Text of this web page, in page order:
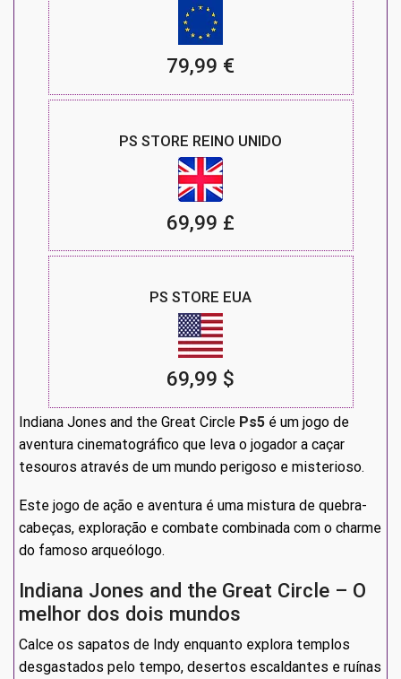
79,99 €
PS STORE REINO UNIDO
69,99 £
PS STORE EUA
69,99 $
Indiana Jones and the Great Circle Ps5 é um jogo de
aventura cinematográfico que leva o jogador a caçar
tesouros através de um mundo perigoso e misterioso.
Este jogo de ação e aventura é uma mistura de quebra-
cabeças, exploração e combate combinada com o charme
do famoso arqueólogo.
Indiana Jones and the Great Circle – O
melhor dos dois mundos
Calce os sapatos de Indy enquanto explora templos
desgastados pelo tempo, desertos escaldantes e ruínas